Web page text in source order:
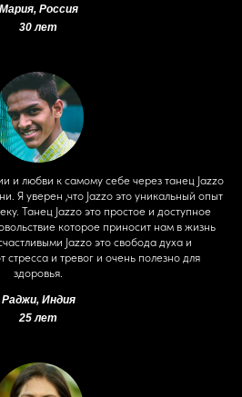
Мария, Россия
30 лет
и любви к самому себе через танец Jazzo
Я уверен ,что Jazzo это уникальный опыт
Танец Jazzo это простое и доступное
которое приносит нам в жизнь
Jazzo это свобода духа и
и тревог и очень полезно для
здоровья.
Раджи, Индия
25 лет